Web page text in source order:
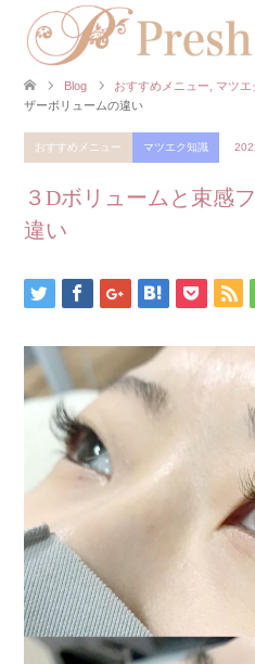
Blog おすすめメニュー マツエ
ザーボリュームの違い
おすすめメニュー マツエク知識
３Dボリュームと束感
違い